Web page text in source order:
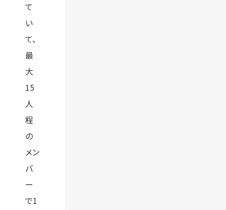
て
い
て、
最
大
15
人
程
の
メン
バ
ー
で1